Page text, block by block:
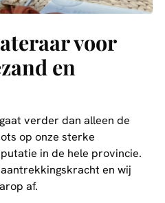
voor
en
verder dan alleen de
op onze sterke
in de hele provincie.
en wij
af.